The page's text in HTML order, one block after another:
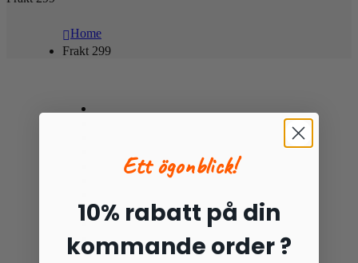
Home
Frakt 299
Ett ögonblick!
10% rabatt på din
kommande order ?